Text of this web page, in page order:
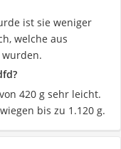
ist sie weniger
welche aus
420 g sehr leicht.
bis zu 1.120 g.